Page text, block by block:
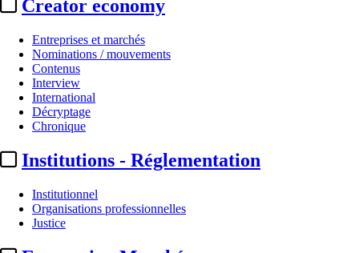
Creator economy
Entreprises et marchés
Nominations / mouvements
Contenus
Interview
International
Décryptage
Chronique
Institutions - Réglementation
Institutionnel
Organisations professionnelles
Justice